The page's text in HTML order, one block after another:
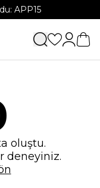
APP15
oluştu.
deneyiniz.